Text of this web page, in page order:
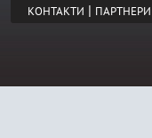
КОНТАКТИ | ПАРТНЕРИ